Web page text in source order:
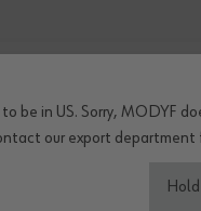
to be in US. Sorry, MODYF
our export department